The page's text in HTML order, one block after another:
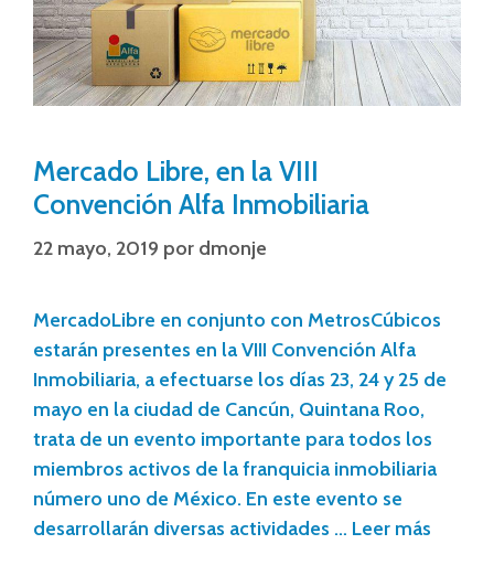
Mercado Libre, en la VIII
Convención Alfa Inmobiliaria
22 mayo, 2019 por dmonje
MercadoLibre en conjunto con MetrosCúbicos
estarán presentes en la VIII Convención Alfa
Inmobiliaria, a efectuarse los días 23, 24 y 25 de
mayo en la ciudad de Cancún, Quintana Roo,
trata de un evento importante para todos los
miembros activos de la franquicia inmobiliaria
número uno de México. En este evento se
desarrollarán diversas actividades … Leer más